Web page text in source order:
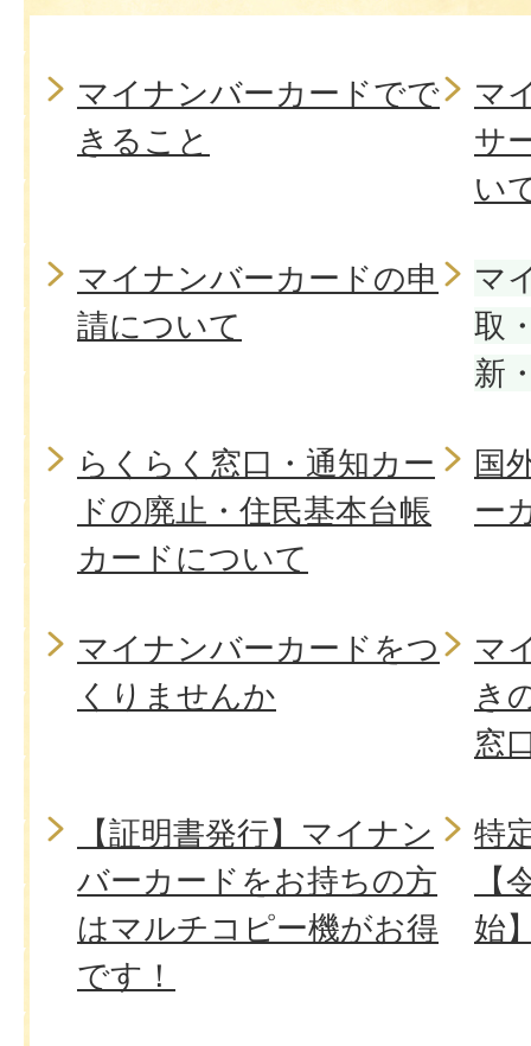
マイナンバーカードでで
きること
マ
サ
い
マイナンバーカードの申
請について
マ
取
新
らくらく窓口・通知カー
ドの廃止・住民基本台帳
カードについて
国
ー
マイナンバーカードをつ
くりませんか
マ
き
窓
【証明書発行】マイナン
バーカードをお持ちの方
はマルチコピー機がお得
です！
特
【
始